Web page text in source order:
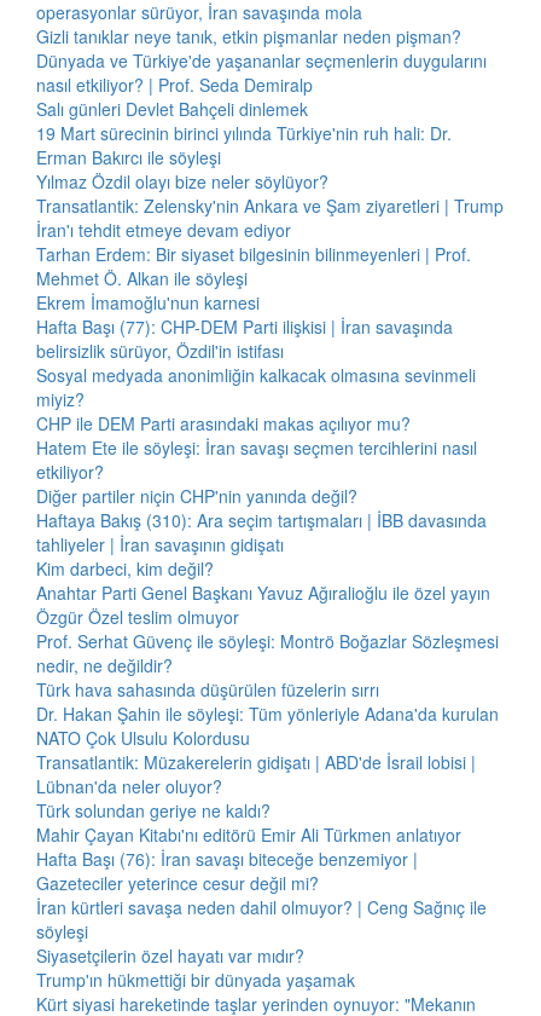
operasyonlar sürüyor, İran savaşında mola
Gizli tanıklar neye tanık, etkin pişmanlar neden pişman?
Dünyada ve Türkiye'de yaşananlar seçmenlerin duygularını
nasıl etkiliyor? | Prof. Seda Demiralp
Salı günleri Devlet Bahçeli dinlemek
19 Mart sürecinin birinci yılında Türkiye'nin ruh hali: Dr.
Erman Bakırcı ile söyleşi
Yılmaz Özdil olayı bize neler söylüyor?
Transatlantik: Zelensky'nin Ankara ve Şam ziyaretleri | Trump
İran'ı tehdit etmeye devam ediyor
Tarhan Erdem: Bir siyaset bilgesinin bilinmeyenleri | Prof.
Mehmet Ö. Alkan ile söyleşi
Ekrem İmamoğlu'nun karnesi
Hafta Başı (77): CHP-DEM Parti ilişkisi | İran savaşında
belirsizlik sürüyor, Özdil'in istifası
Sosyal medyada anonimliğin kalkacak olmasına sevinmeli
miyiz?
CHP ile DEM Parti arasındaki makas açılıyor mu?
Hatem Ete ile söyleşi: İran savaşı seçmen tercihlerini nasıl
etkiliyor?
Diğer partiler niçin CHP'nin yanında değil?
Haftaya Bakış (310): Ara seçim tartışmaları | İBB davasında
tahliyeler | İran savaşının gidişatı
Kim darbeci, kim değil?
Anahtar Parti Genel Başkanı Yavuz Ağıralioğlu ile özel yayın
Özgür Özel teslim olmuyor
Prof. Serhat Güvenç ile söyleşi: Montrö Boğazlar Sözleşmesi
nedir, ne değildir?
Türk hava sahasında düşürülen füzelerin sırrı
Dr. Hakan Şahin ile söyleşi: Tüm yönleriyle Adana'da kurulan
NATO Çok Ulsulu Kolordusu
Transatlantik: Müzakerelerin gidişatı | ABD'de İsrail lobisi |
Lübnan'da neler oluyor?
Türk solundan geriye ne kaldı?
Mahir Çayan Kitabı'nı editörü Emir Ali Türkmen anlatıyor
Hafta Başı (76): İran savaşı biteceğe benzemiyor |
Gazeteciler yeterince cesur değil mi?
İran kürtleri savaşa neden dahil olmuyor? | Ceng Sağnıç ile
söyleşi
Siyasetçilerin özel hayatı var mıdır?
Trump'ın hükmettiği bir dünyada yaşamak
Kürt siyasi hareketinde taşlar yerinden oynuyor: "Mekanın